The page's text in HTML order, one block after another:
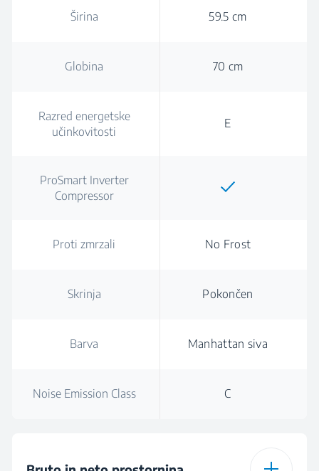
Širina 59.5 cm
Globina 70 cm
Razred energetske
učinkovitosti
E
ProSmart Inverter
Compressor
Proti zmrzali No Frost
Skrinja Pokončen
Barva Manhattan siva
Noise Emission Class C